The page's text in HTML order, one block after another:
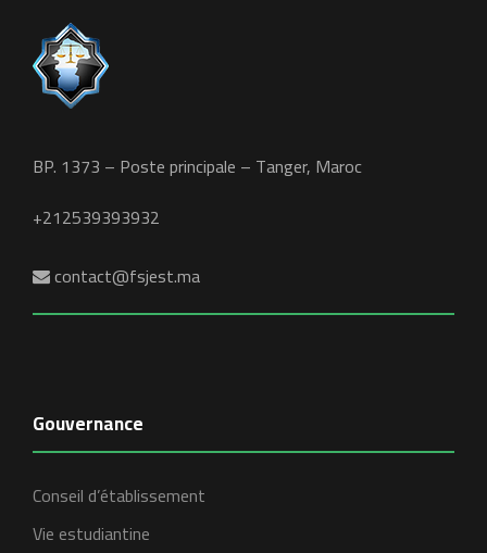
BP. 1373 – Poste principale – Tanger, Maroc
+212539393932
contact@fsjest.ma
Gouvernance
Conseil d’établissement
Vie estudiantine